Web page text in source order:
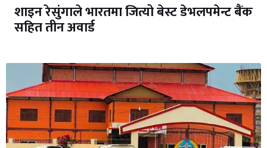
शाइन रेसुंगाले भारतमा जित्यो बेस्ट डेभलपमेन्ट बैंक
सहित तीन अवार्ड